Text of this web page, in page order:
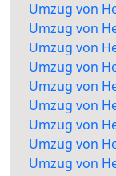
Umzug von
Umzug von
Umzug von
Umzug von
Umzug von
Umzug von
Umzug von
Umzug von
Umzug von